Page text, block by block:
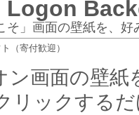
Logon
そ」画面の壁紙を、
（寄付歓迎）
ン画面の壁紙
リックする